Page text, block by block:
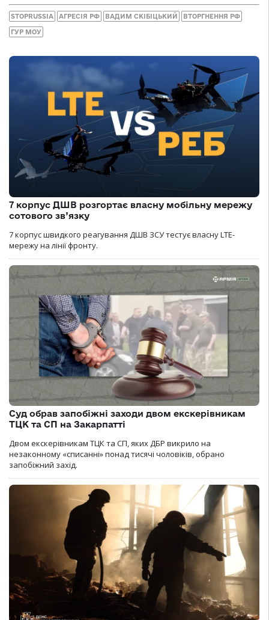
STOPRUSSIA АГРЕСІЯ РФ ВАДИМ СКІБІЦЬКИЙ ВТОРГНЕННЯ РФ
ГУР МОУ
7 корпус ДШВ розгортає власну мобільну мережу
сотового зв’язку
7 корпус швидкого реагування ДШВ ЗСУ тестує власну LTE-
мережу на лінії фронту.
Суд обрав запобіжні заходи двом екскерівникам
ТЦК та СП на Закарпатті
Двом екскерівникам ТЦК та СП, яких ДБР викрило на
незаконному «списанні» понад тисячі чоловіків, обрано
запобіжний захід.